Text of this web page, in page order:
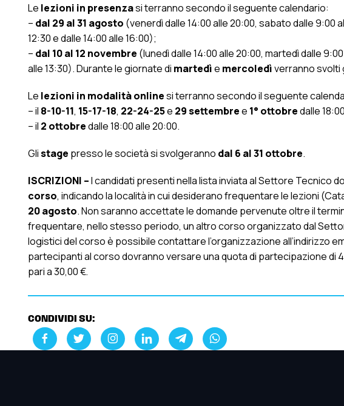
Le lezioni in presenzasi terranno secondo il seguente calendario:
– dal 29 al 31 agosto (venerdì dalle 14:00 alle 20:00, sabato dalle 9:00
12:30 e dalle 14:00 alle 16:00);
– dal 10 al 12 novembre (lunedì dalle 14:00 alle 20:00, martedì dalle
alle 13:30). Durante le giornate di martedìe mercoledìverranno svolti
Le lezioni in modalità onlinesi terranno secondo il seguente
– il 8-10-11, 15-17-18, 22-24-25e 29 settembree 1° ottobredalle
– il 2 ottobredalle 18:00 alle 20:00.
Glistage presso le società si svolgeranno dal 6 al 31 ottobre.
ISCRIZIONI –I candidati presenti nella lista inviata al Settore Tecnico
corso, indicando la località in cui desiderano frequentare le lezioni
20 agosto. Non saranno accettate le domande pervenute oltre il
frequentare, nello stesso periodo, un altro corso organizzato dal
logistici del corso è possibile contattare l’organizzazione all’indirizzo
partecipanti al corso dovranno versare una quota di partecipazione di
pari a 30,00 €.
CONDIVIDI SU: